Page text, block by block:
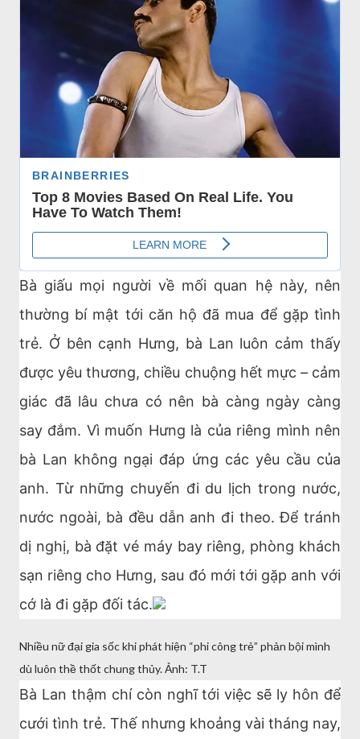
Bà giấu mọi người về mối quan hệ này, nên
thường bí mật tới căn hộ đã mua để gặp tình
trẻ. Ở bên cạnh Hưng, bà Lan luôn cảm thấy
được yêu thương, chiều chuộng hết mực – cảm
giác đã lâu chưa có nên bà càng ngày càng
say đắm. Vì muốn Hưng là của riêng mình nên
bà Lan không ngại đáp ứng các yêu cầu của
anh. Từ những chuyến đi du lịch trong nước,
nước ngoài, bà đều dẫn anh đi theo. Để tránh
dị nghị, bà đặt vé máy bay riêng, phòng khách
sạn riêng cho Hưng, sau đó mới tới gặp anh với
cớ là đi gặp đối tác.
Nhiều nữ đại gia sốc khi phát hiện “phi công trẻ” phản bội mình
dù luôn thề thốt chung thủy. Ảnh: T.T
Bà Lan thậm chí còn nghĩ tới việc sẽ ly hôn để
cưới tình trẻ. Thế nhưng khoảng vài tháng nay,